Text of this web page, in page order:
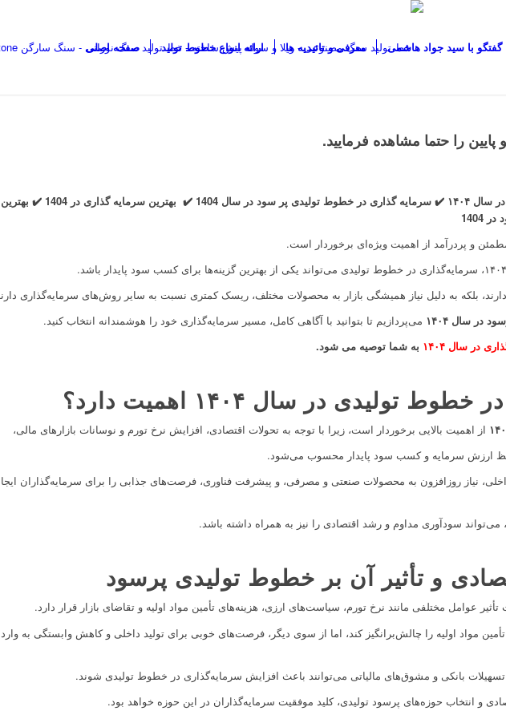
صفحه اصلی ارائه انواع خطوط تولید معرفی و تائیدیه ها گفتگو با سید جواد هاشمی
پایین را حتما مشاهده فرمایید.
۱۰ خط تولیدی پرسود برای سرمایه‌گذاری در سال ۱۴۰۴ ✔️ سرمایه گذاری در خطوط
و پردرآمد از اهمیت ویژه‌ای برخوردار است.
بلکه به دلیل نیاز همیشگی بازار به محصولات مختلف، ریسک کمتری نسبت به سایر روش‌های سرمایه‌گذاری
می‌پردازیم تا بتوانید با آگاهی کامل، مسیر سرمایه‌گذاری خود را هوشمندانه انتخاب کنید.
در سال ۱۴۰۴ به شما توصیه می شود.
تولیدی در سال ۱۴۰۴ اهمیت دارد؟
از اهمیت بالایی برخوردار است، زیرا با توجه به تحولات اقتصادی، افزایش نرخ تورم و نوسانات بازارهای مالی،
ارزش سرمایه و کسب سود پایدار محسوب می‌شود.
نیاز روزافزون به محصولات صنعتی و مصرفی، و پیشرفت فناوری، فرصت‌های جذابی را برای سرمایه‌گذاران
می‌تواند سودآوری مداوم و رشد اقتصادی را نیز به همراه داشته باشد.
و تأثیر آن بر خطوط تولیدی پرسود
مواد اولیه را چالش‌برانگیز کند، اما از سوی دیگر، فرصت‌های خوبی برای تولید داخلی و کاهش وابستگی به
بانکی و مشوق‌های مالیاتی می‌توانند باعث افزایش سرمایه‌گذاری در خطوط تولیدی شوند.
و انتخاب حوزه‌های پرسود تولیدی، کلید موفقیت سرمایه‌گذاران در این حوزه خواهد بود.